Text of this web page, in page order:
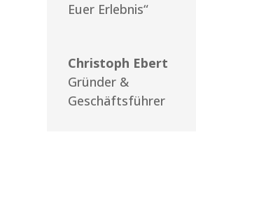
Euer Erlebnis“
Christoph Ebert
Gründer &
Geschäftsführer